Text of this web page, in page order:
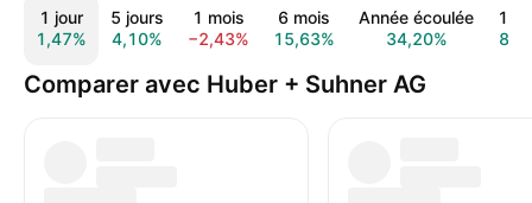
1 jour
1,47%
5 jours
4,10%
1 mois
−2,43%
6 mois
15,63%
Année écoulée
34,20%
1
Comparer avec Huber + Suhner AG